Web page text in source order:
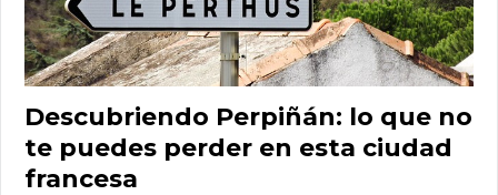
Descubriendo Perpiñán: lo que no
te puedes perder en esta ciudad
francesa